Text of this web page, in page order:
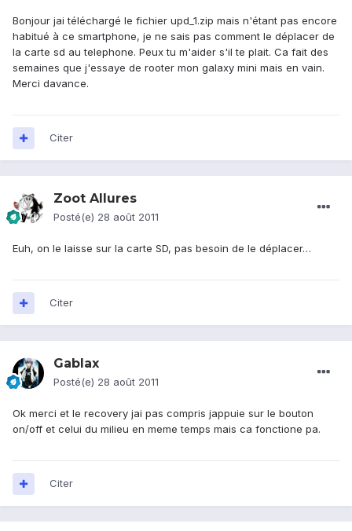
Bonjour jai téléchargé le fichier upd_1.zip mais n'étant pas encore
habitué à ce smartphone, je ne sais pas comment le déplacer de
la carte sd au telephone. Peux tu m'aider s'il te plait. Ca fait des
semaines que j'essaye de rooter mon galaxy mini mais en vain.
Merci davance.
Citer
Zoot Allures
Posté(e) 28 août 2011
Euh, on le laisse sur la carte SD, pas besoin de le déplacer…
Citer
Gablax
Posté(e) 28 août 2011
Ok merci et le recovery jai pas compris jappuie sur le bouton
on/off et celui du milieu en meme temps mais ca fonctione pa.
Citer